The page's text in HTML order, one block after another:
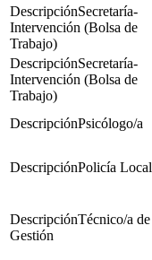
Secretaría-
Intervención (Bolsa de
Trabajo)
Secretaría-
Intervención (Bolsa de
Trabajo)
Psicólogo/a
Policía Local
Técnico/a de
Gestión